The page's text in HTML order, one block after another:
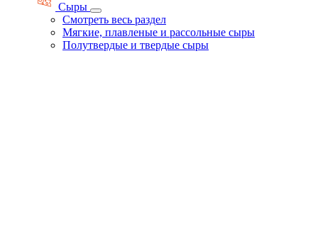
Сыры
Смотреть весь раздел
Мягкие, плавленые и рассольные сыры
Полутвердые и твердые сыры